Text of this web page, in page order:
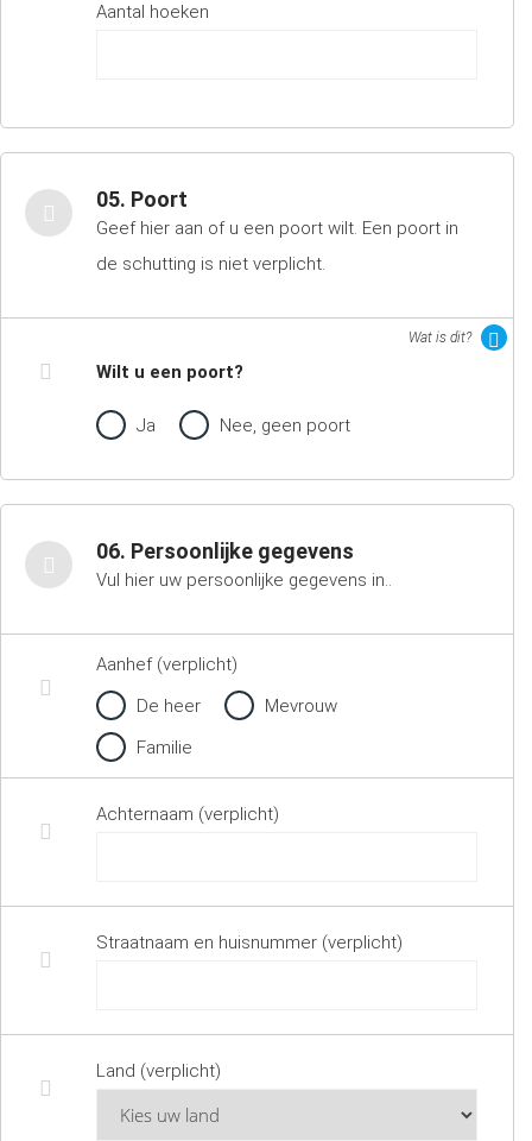
Aantal hoeken
05. Poort
Geef hier aan of u een poort wilt. Een poort in
de schutting is niet verplicht.
Wat is dit?
Wilt u een poort?
Ja Nee, geen poort
06. Persoonlijke gegevens
Vul hier uw persoonlijke gegevens in..
Aanhef (verplicht)
De heer
Mevrouw
Familie
Achternaam (verplicht)
Straatnaam en huisnummer (verplicht)
Land (verplicht)